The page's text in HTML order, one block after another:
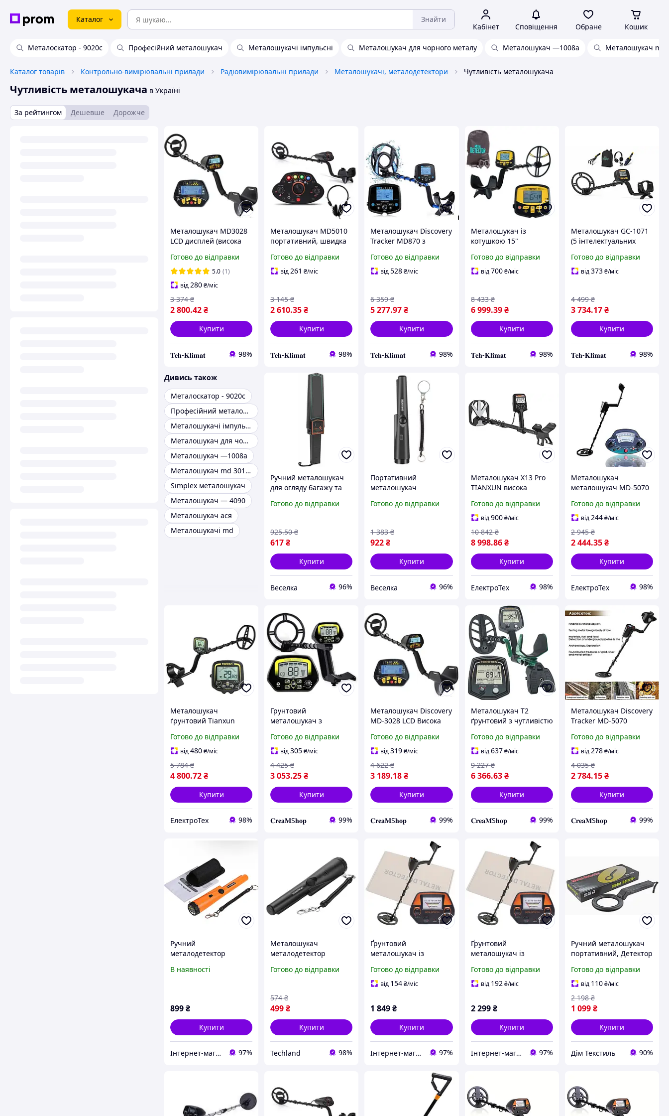
Каталог Знайти
Кабінет Сповіщення Обране Кошик
Металоскатор - 9020c Професійний металошукач Металошукачі імпульсні Металошукач для чорного металу Металошукач —1008a Металошукач md
Каталог товарів Контрольно-вимірювальні прилади Радіовимірювальні прилади Металошукачі, металодетектори Чутливість металошукача
Чутливість металошукача в Україні
За рейтингом Дешевше Дорожче
Металошукач MD3028
LCD дисплей (висока
Готово до відправки
5.0 (1)
від280₴/міс
2 800.42₴
3 374 ₴
Купити
𝐓𝐞𝐡-𝐊𝐥𝐢𝐦𝐚𝐭 98%
Металошукач MD5010
портативний, швидка
Готово до відправки
від261 ₴/міс
2 610.35₴
3 145 ₴
Купити
𝐓𝐞𝐡-𝐊𝐥𝐢𝐦𝐚𝐭 98%
Металошукач Discovery
Tracker MD870 з
батарейки
Готово до відправки
від528₴/міс
5 277.97₴
6 359 ₴
Купити
𝐓𝐞𝐡-𝐊𝐥𝐢𝐦𝐚𝐭 98%
Металошукач із
котушкою 15"
чутливість + батарейки
Готово до відправки
від700 ₴/міс
6 999.39 ₴
8 433 ₴
Купити
𝐓𝐞𝐡-𝐊𝐥𝐢𝐦𝐚𝐭 98%
Металошукач GC-1071
(5 інтелектуальних
режим пінпоїнтера,
висока чутливість)
Готово до відправки
від373₴/міс
3 734.17₴
4 499 ₴
Купити
𝐓𝐞𝐡-𝐊𝐥𝐢𝐦𝐚𝐭 98%
Дивись також
Металоскатор - 9020c
Професійний металошукач
Металошукачі імпульсні
Металошукач для чорного металу
Металошукач —1008a
Металошукач md 3010ii
Simplex металошукач
Металошукач — 4090
Металошукач ася
Металошукачі md
Ручний металошукач
для огляду багажу та
чутливість звукової та
Готово до відправки
617₴
925.50 ₴
Купити
Веселка 96%
Портативний
металошукач
чутливістю IP66 для
та стінах FLAME
Готово до відправки
922₴
1 383 ₴
Купити
Веселка 96%
Металошукач X13 Pro
TIANXUN висока
кГц
Готово до відправки
від900 ₴/міс
8 998.86 ₴
10 842 ₴
Купити
ЕлектроТех 98%
Металошукач
металошукач MD-5070
металошукач, швидка
чутливість
Готово до відправки
від244₴/міс
2 444.35₴
2 945 ₴
Купити
ЕлектроТех 98%
Металошукач
ґрунтовий Tianxun
19.23kHz. + батарейки
(золотошукач, висока
Готово до відправки
від480₴/міс
4 800.72₴
5 784 ₴
Купити
ЕлектроТех 98%
Грунтовий
металошукач з
Velleman MG-32, 3 роки
гарантії!
Готово до відправки
від305₴/міс
3 053.25₴
4 425 ₴
Купити
𝐂𝐫𝐞𝐚𝐌S𝐡𝐨𝐩 99%
Металошукач Discovery
MD-3028 LCD Висока
дисплей!, Чорний
Готово до відправки
від319₴/міс
3 189.18₴
4 622 ₴
Купити
𝐂𝐫𝐞𝐚𝐌S𝐡𝐨𝐩 99%
Металошукач T2
ґрунтовий з чутливістю
версія 2026 року)
Готово до відправки
від637 ₴/міс
6 366.63 ₴
9 227 ₴
Купити
𝐂𝐫𝐞𝐚𝐌S𝐡𝐨𝐩 99%
Металошукач Discovery
Tracker MD-5070
металошукач, швидка
чутливість
Готово до відправки
від 278₴/міс
2 784.15₴
4 035 ₴
Купити
𝐂𝐫𝐞𝐚𝐌S𝐡𝐨𝐩 99%
Ручний
металодетектор
чутливістю Bodasan
вібрацією (MD-700)
В наявності
899₴
Купити
Інтернет-магазин "4buy" 97%
Металошукач
металодетектор
портативний, IP66, GP-
чутливість,
ударостійкий корпус
Готово до відправки
499₴
574 ₴
Купити
Techland 98%
Ґрунтовий
металошукач із
GTX5030 LCD-екран до
1 метра (без
Готово до відправки
від 154₴/міс
1 849₴
Купити
Інтернет-магазин Ітакшоп 97%
Ґрунтовий
металошукач із
GTX5030 LCD-екран до
1 метра (з
Готово до відправки
від 192 ₴/міс
2 299 ₴
Купити
Інтернет-магазин Ітакшоп 97%
Ручний металошукач
портативний, Детектор
чутливості для охорони
та огляду
Готово до відправки
від 110₴/міс
1 099₴
2 198 ₴
Купити
Дім Текстиль 90%